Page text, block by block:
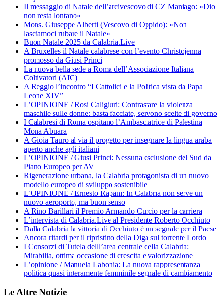
Il messaggio di Natale dell’arcivescovo di CZ Maniago: «Dio
non resta lontano»
Mons. Giuseppe Alberti (Vescovo di Oppido): «Non
lasciamoci rubare il Natale»
Buon Natale 2025 da Calabria.Live
A Bruxelles il Natale calabrese con l’evento Christojenna
promosso da Giusi Princi
La nuova bella sede a Roma dell’Associazione Italiana
Coltivatori (AIC)
A Reggio l’incontro “I Cattolici e la Politica vista da Papa
Leone XIV”
L’OPINIONE / Rosi Caligiuri: Contrastare la violenza
maschile sulle donne: basta facciate, servono scelte di governo
I Calabresi di Roma ospitano l’Ambasciatrice di Palestina
Mona Abuara
A Gioia Tauro al via il progetto per insegnare la lingua araba
aperto anche agli italiani
L’OPINIONE / Giusi Princi: Nessuna esclusione del Sud da
Piano Europeo per AV
Rigenerazione urbana, la Calabria protagonista di un nuovo
modello europeo di sviluppo sostenibile
L’OPINIONE / Ernesto Rapani: In Calabria non serve un
nuovo aeroporto, ma buon senso
A Rino Barillari il Premio Armando Curcio per la carriera
L’intervista di Calabria.Live al Presidente Roberto Occhiuto
Dalla Calabria la vittoria di Occhiuto è un segnale per il Paese
Ancora ritardi per il ripristino della Diga sul torrente Lordo
I Consorzi di Tutela delll’area centrale della Calabria:
Mirabilia, ottima occasione di crescita e valorizzazione
L’opinione / Manuela Labonia: La nuova rappresentanza
politica quasi interamente femminile segnale di cambiamento
Le Altre Notizie